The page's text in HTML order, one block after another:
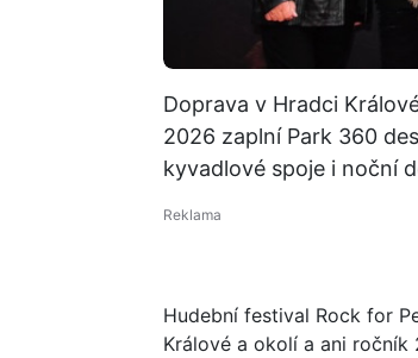
Doprava v Hradci
2026 zaplní Park 360
kyvadlové spoje i noční
Hudební festival Rock for
Králové a okolí a ani ročník